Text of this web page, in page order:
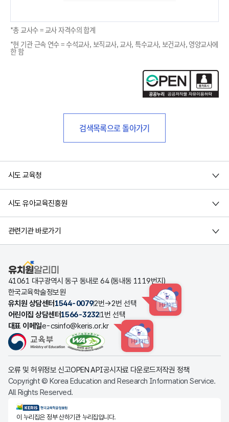
*총 교사수 = 교사 자격수의 합계
*현 기관 근속 연수 = 수석교사, 보직교사, 교사, 특수교사, 보건교사, 영양교사에
한 함
검색목록으로 돌아가기
시도 교육청
시도 유아교육진흥원
관련기관 바로가기
유치원알리미
41061 대구광역시 동구 동내로 64 (동내동 1119번지)
한국교육학술정보원
유치원 상담센터 1544-00792번→2번 선택 HINT
어린이집 상담센터1566-32321번 선택
대표 이메일e-csinfo@keris.or.kr
HINT
오류 및 허위정보 신고OPEN API공시자료 다운로드저작권 정책
Copyright © Korea Education and Research Information Service.
All Rights Reserved.
KERIS한국교육학술정보원
이 누리집은 정부 산하기관 누리집입니다.